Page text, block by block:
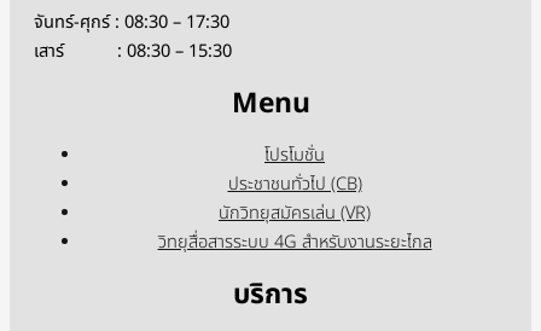
จันทร์-ศุกร์ : 08:30 – 17:30
เสาร์ : 08:30 – 15:30
Menu
โปรโมชั่น
ประชาชนทั่วไป (CB)
นักวิทยุสมัครเล่น (VR)
วิทยุสื่อสารระบบ 4G สำหรับงานระยะไกล
บริการ